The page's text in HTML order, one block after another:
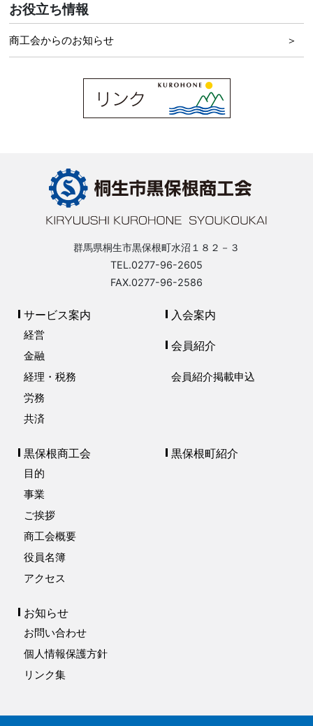
お役立ち情報
商工会からのお知らせ
群馬県桐生市黒保根町水沼１８２－３
TEL.0277-96-2605
FAX.0277-96-2586
サービス案内
経営
金融
経理・税務
労務
共済
入会案内
会員紹介
会員紹介掲載申込
黒保根商工会
目的
事業
ご挨拶
商工会概要
役員名簿
アクセス
黒保根町紹介
お知らせ
お問い合わせ
個人情報保護方針
リンク集